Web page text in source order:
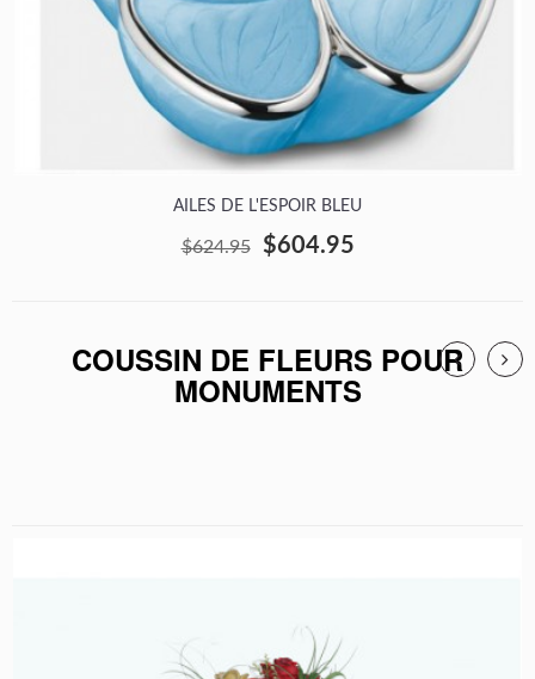
AILES DE L'ESPOIR BLEU
$624.95 $604.95
COUSSIN DE FLEURS POUR
MONUMENTS